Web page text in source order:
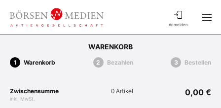
Anmelden
WARENKORB
Warenkorb Bezahlen Bestellen
Zwischensumme
inkl. MwSt.
0 Artikel 0,00 €